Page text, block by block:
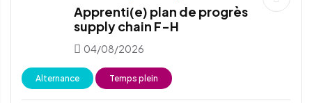
Apprenti(e) plan de progrès
supply chain F-H
04/08/2026
Alternance Temps plein